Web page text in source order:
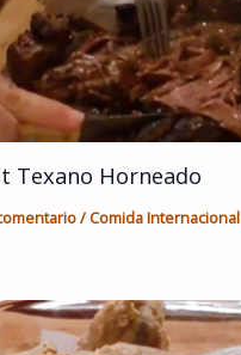
Texano Horneado
/Comida Internacional